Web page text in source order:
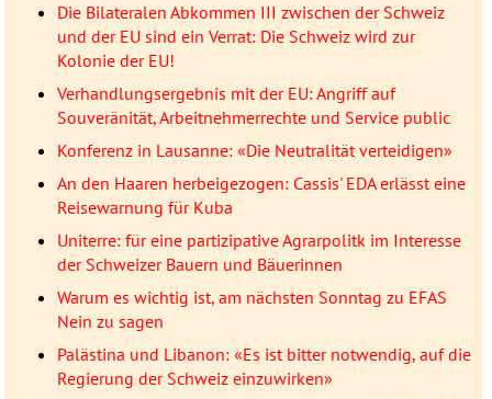
Die Bilateralen Abkommen III zwischen der Schweiz
und der EU sind ein Verrat: Die Schweiz wird zur
Kolonie der EU!
Verhandlungsergebnis mit der EU: Angriff auf
Souveränität, Arbeitnehmerrechte und Service public
Konferenz in Lausanne: «Die Neutralität verteidigen»
An den Haaren herbeigezogen: Cassis' EDA erlässt eine
Reisewarnung für Kuba
Uniterre: für eine partizipative Agrarpolitk im Interesse
der Schweizer Bauern und Bäuerinnen
Warum es wichtig ist, am nächsten Sonntag zu EFAS
Nein zu sagen
Palästina und Libanon: «Es ist bitter notwendig, auf die
Regierung der Schweiz einzuwirken»